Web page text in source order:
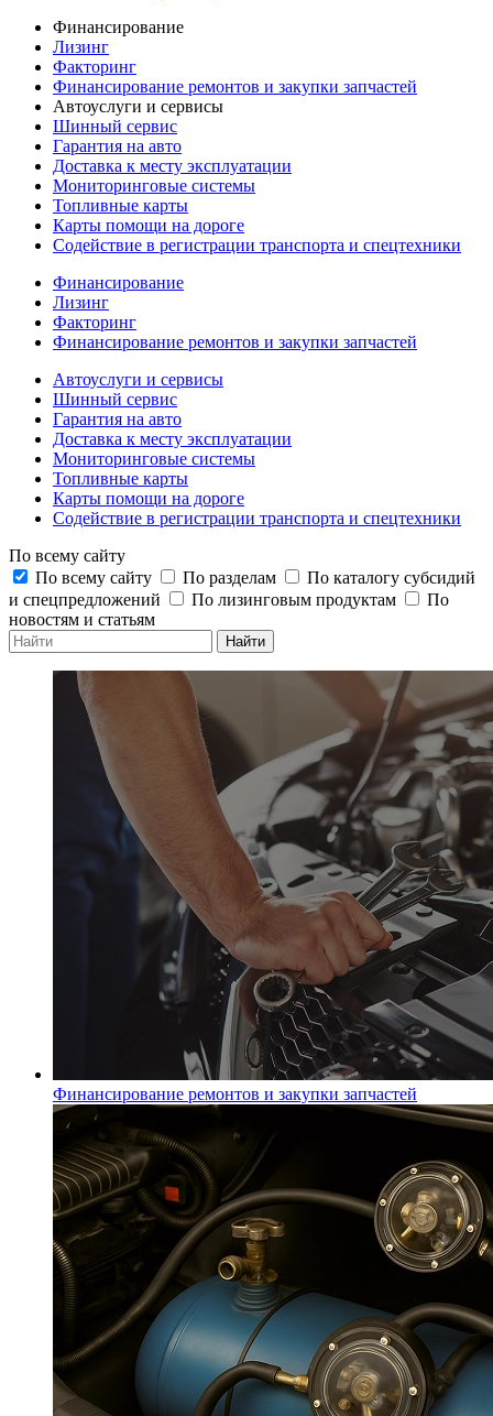
Финансирование
Лизинг
Факторинг
Финансирование ремонтов и закупки запчастей
Автоуслуги и сервисы
Шинный сервис
Гарантия на авто
Доставка к месту эксплуатации
Мониторинговые системы
Топливные карты
Карты помощи на дороге
Содействие в регистрации транспорта и спецтехники
Финансирование
Лизинг
Факторинг
Финансирование ремонтов и закупки запчастей
Автоуслуги и сервисы
Шинный сервис
Гарантия на авто
Доставка к месту эксплуатации
Мониторинговые системы
Топливные карты
Карты помощи на дороге
Содействие в регистрации транспорта и спецтехники
По всему сайту
По всему сайту
По разделам
По каталогу субсидий
и спецпредложений
По лизинговым продуктам
По
новостям и статьям
Найти
Финансирование ремонтов и закупки запчастей